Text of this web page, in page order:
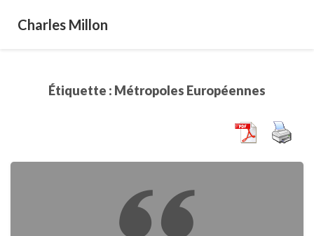
Charles Millon
Étiquette : Métropoles Européennes